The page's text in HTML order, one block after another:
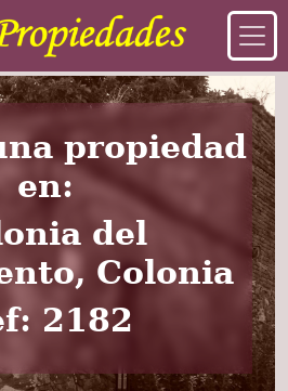
propiedad
en:
del
Colonia
2182